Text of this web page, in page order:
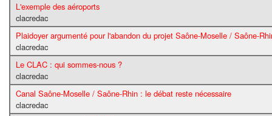
L'exemple des aéroports
clacredac
Plaidoyer argumenté pour l'abandon du projet Saône-Moselle / Saône-
clacredac
Le CLAC : qui sommes-nous ?
clacredac
Canal Saône-Moselle / Saône-Rhin : le débat reste nécessaire
clacredac